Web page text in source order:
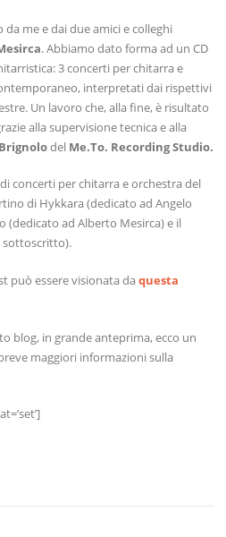
me e dai due amici e colleghi
. Abbiamo dato forma ad un CD
3 concerti per chitarra e
interpretati dai rispettivi
Un lavoro che, alla fine, è risultato
alla supervisione tecnica e alla
del Me.To. Recording Studio.
concerti per chitarra e orchestra del
di Hykkara (dedicato ad Angelo
(dedicato ad Alberto Mesirca) e il
sottoscritto).
può essere visionata daquesta
blog, in grande anteprima, ecco un
maggiori informazioni sulla